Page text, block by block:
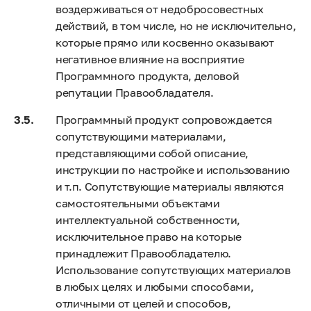
воздерживаться от недобросовестных
действий, в том числе, но не исключительно,
которые прямо или косвенно оказывают
негативное влияние на восприятие
Программного продукта, деловой
репутации Правообладателя.
Программный продукт сопровождается
сопутствующими материалами,
представляющими собой описание,
инструкции по настройке и использованию
и т.п. Сопутствующие материалы являются
самостоятельными объектами
интеллектуальной собственности,
исключительное право на которые
принадлежит Правообладателю.
Использование сопутствующих материалов
в любых целях и любыми способами,
отличными от целей и способов,